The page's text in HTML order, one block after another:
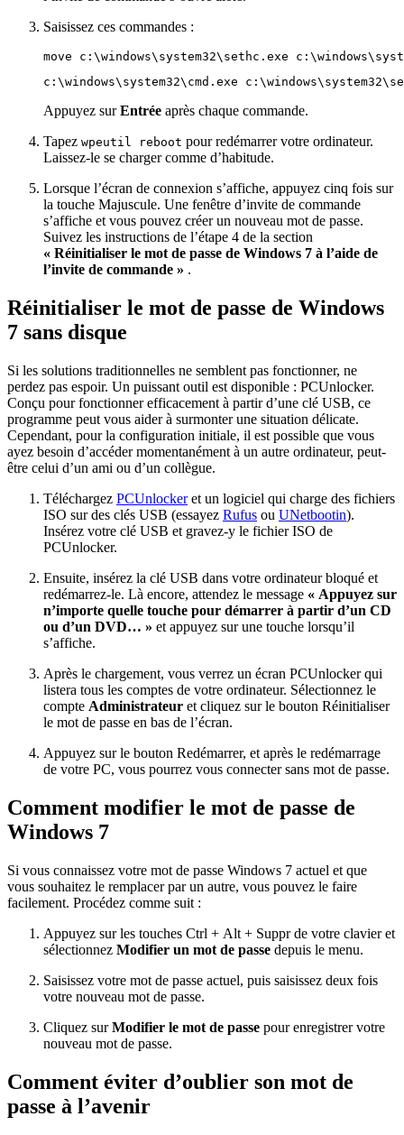
Saisissez ces commandes :
move c:\windows\system32\sethc.exe
c:\windows\system32\cmd.exe
Appuyez surEntrée après chaque commande.
Tapez wpeutil reboot pour redémarrer votre ordinateur.
Laissez-le se charger comme d’habitude.
Lorsque l’écran de connexion s’affiche, appuyez cinq fois sur
la touche Majuscule. Une fenêtre d’invite de commande
s’affiche et vous pouvez créer un nouveau mot de passe.
Suivez les instructions de l’étape 4 de la section
« Réinitialiser le mot de passe de Windows 7 à l’aide de
l’invite de commande » .
Réinitialiser le mot de passe de Windows
7 sans disque
Si les solutions traditionnelles ne semblent pas fonctionner, ne
perdez pas espoir. Un puissant outil est disponible : PCUnlocker.
Conçu pour fonctionner efficacement à partir d’une clé USB, ce
programme peut vous aider à surmonter une situation délicate.
Cependant, pour la configuration initiale, il est possible que vous
ayez besoin d’accéder momentanément à un autre ordinateur, peut-
être celui d’un ami ou d’un collègue.
Téléchargez PCUnlockeret un logiciel qui charge des fichiers
ISO sur des clés USB (essayez Rufus ou UNetbootin).
Insérez votre clé USB et gravez-y le fichier ISO de
PCUnlocker.
Ensuite, insérez la clé USB dans votre ordinateur bloqué et
redémarrez-le. Là encore, attendez le message « Appuyez sur
n’importe quelle touche pour démarrer à partir d’un CD
ou d’un DVD… » et appuyez sur une touche lorsqu’il
s’affiche.
Après le chargement, vous verrez un écran PCUnlocker qui
listera tous les comptes de votre ordinateur. Sélectionnez le
compte Administrateur et cliquez sur le bouton Réinitialiser
le mot de passe en bas de l’écran.
Appuyez sur le bouton Redémarrer, et après le redémarrage
de votre PC, vous pourrez vous connecter sans mot de passe.
Comment modifier le mot de passe de
Windows 7
Si vous connaissez votre mot de passe Windows 7 actuel et que
vous souhaitez le remplacer par un autre, vous pouvez le faire
facilement. Procédez comme suit :
Appuyez sur les touches Ctrl + Alt + Suppr de votre clavier et
sélectionnez Modifier un mot de passe depuis le menu.
Saisissez votre mot de passe actuel, puis saisissez deux fois
votre nouveau mot de passe.
Cliquez surModifier le mot de passe pour enregistrer votre
nouveau mot de passe.
Comment éviter d’oublier son mot de
passe à l’avenir